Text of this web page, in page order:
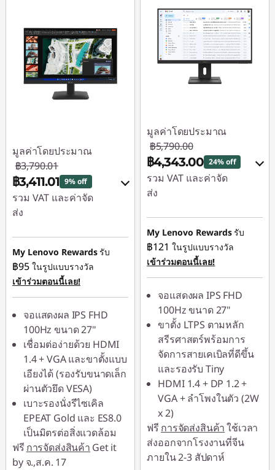
มูลค่าโดยประมาณ
฿3,790.01
฿3,411.01 9% off
รวม VAT และค่าจัด
ส่ง
ประหยัดทันที :-
฿379.00
หรือ
การประหยัด
-฿236.00
*Savings cannot be
combined
ใช้ eCoupon :
88SALETH
My Lenovo Rewardsรับ
฿95 ในรูปแบบรางวัล
เข้าร่วมตอนนี้เลย!
จอแสดงผล IPS FHD
100Hz ขนาด 27"
เชื่อมต่อง่ายด้วย HDMI
1.4 + VGA และขาตั้งแบบ
เอียงได้ (รองรับขนาดเล็ก
ผ่านตัวยึด VESA)
เบาะรองนั่งรีไซเคิล
EPEAT Gold และ ES8.0
เป็นมิตรต่อสิ่งแวดล้อม
ฟรี การจัดส่งสินค้า Get it
by จ.,ส.ค. 17
มูลค่าโดยประมาณ
฿5,790.00
฿4,343.00 24% off
รวม VAT และค่าจัด
ส่ง
ประหยัดทันที :-
฿579.00
หรือ
การประหยัด
-
฿1,447.00
*Savings cannot be
combined
ใช้ eCoupon :
88SALETH
My Lenovo Rewardsรับ
฿121 ในรูปแบบรางวัล
เข้าร่วมตอนนี้เลย!
จอแสดงผล IPS FHD
100Hz ขนาด 27"
ขาตั้ง LTPS ตามหลัก
สรีรศาสตร์พร้อมการ
จัดการสายเคเบิลที่ดีขึ้น
และรองรับ Tiny
HDMI 1.4 + DP 1.2 +
VGA + ลำโพงในตัว (2W
x 2)
ฟรี การจัดส่งสินค้าใช้เวลา
ส่งออกจากโรงงานที่จีน
ภายใน 2-3 สัปดาห์